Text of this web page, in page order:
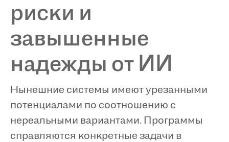
риски и
завышенные
надежды от ИИ
Нынешние системы имеют урезанными
потенциалами по соотношению с
нереальными вариантами. Программы
справляются конкретные задачи в